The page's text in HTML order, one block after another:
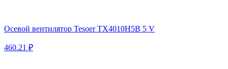
Осевой вентилятор Tesoer TX4010H5B 5 V
460.21 ₽